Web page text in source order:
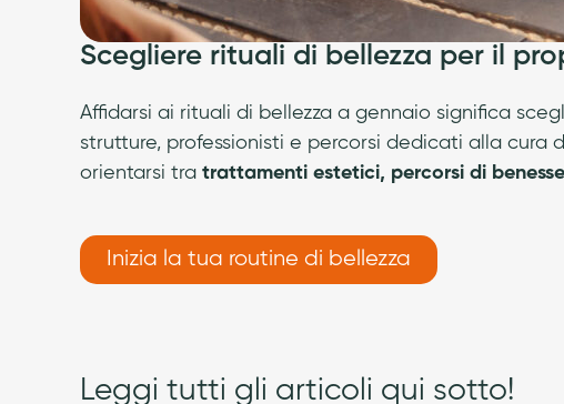
Scegliere rituali di bellezza per il
Affidarsi ai rituali di bellezza a gennaio significa
strutture, professionisti e percorsi dedicati alla cura
orientarsi tra trattamenti estetici, percorsi di
Inizia la tua routine di bellezza
Leggi tutti gli articoli qui sotto!